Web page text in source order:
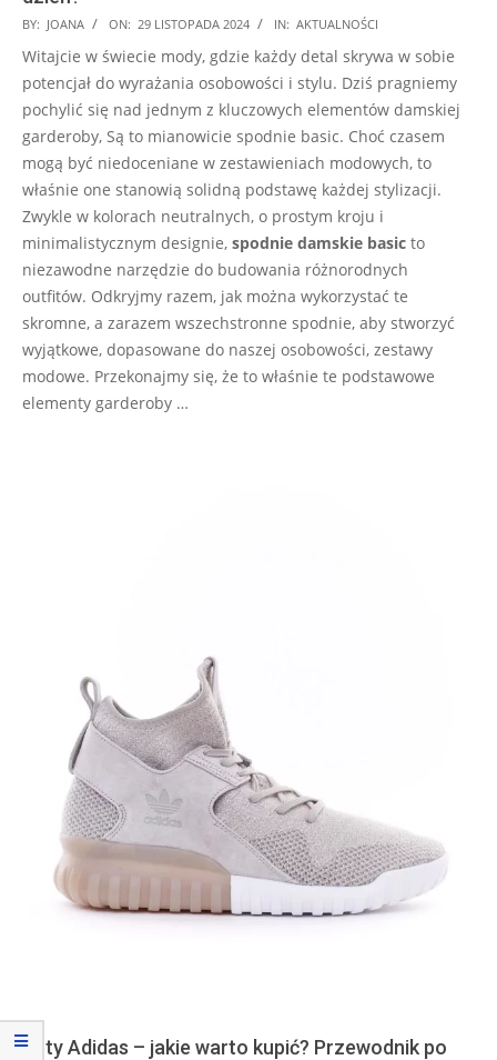
2024-
11-
29
BY: JOANA ON: 29 LISTOPADA 2024 IN: AKTUALNOŚCI
Witajcie w świecie mody, gdzie każdy detal skrywa w sobie
potencjał do wyrażania osobowości i stylu. Dziś pragniemy
pochylić się nad jednym z kluczowych elementów damskiej
garderoby, Są to mianowicie spodnie basic. Choć czasem
mogą być niedoceniane w zestawieniach modowych, to
właśnie one stanowią solidną podstawę każdej stylizacji.
Zwykle w kolorach neutralnych, o prostym kroju i
minimalistycznym designie, spodnie damskie basic to
niezawodne narzędzie do budowania różnorodnych
outfitów. Odkryjmy razem, jak można wykorzystać te
skromne, a zarazem wszechstronne spodnie, aby stworzyć
wyjątkowe, dopasowane do naszej osobowości, zestawy
modowe. Przekonajmy się, że to właśnie te podstawowe
elementy garderoby …
Buty Adidas – jakie warto kupić? Przewodnik po